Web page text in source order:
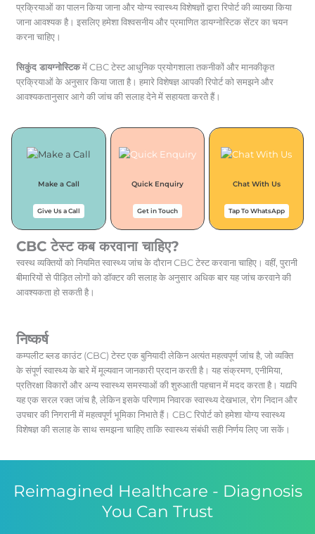
प्रक्रियाओं का पालन किया जाना और योग्य स्वास्थ्य विशेषज्ञों द्वारा रिपोर्ट की व्याख्या किया
जाना आवश्यक है। इसलिए हमेशा विश्वसनीय और प्रमाणित डायग्नोस्टिक सेंटर का चयन
करना चाहिए।
सिकुंद डायग्नोस्टिकमें CBC टेस्ट आधुनिक प्रयोगशाला तकनीकों और मानकीकृत
प्रक्रियाओं के अनुसार किया जाता है। हमारे विशेषज्ञ आपकी रिपोर्ट को समझने और
आवश्यकतानुसार आगे की जांच की सलाह देने में सहायता करते हैं।
Make a Call
Give Us a Call
Quick Enquiry
Get in Touch
Chat With Us
Tap To WhatsApp
CBC टेस्ट कब करवाना चाहिए?
स्वस्थ व्यक्तियों को नियमित स्वास्थ्य जांच के दौरान CBC टेस्ट करवाना चाहिए। वहीं, पुरानी
बीमारियों से पीड़ित लोगों को डॉक्टर की सलाह के अनुसार अधिक बार यह जांच करवाने की
आवश्यकता हो सकती है।
निष्कर्ष
कम्पलीट ब्लड काउंट (CBC) टेस्ट एक बुनियादी लेकिन अत्यंत महत्वपूर्ण जांच है, जो व्यक्ति
के संपूर्ण स्वास्थ्य के बारे में मूल्यवान जानकारी प्रदान करती है। यह संक्रमण, एनीमिया,
प्रतिरक्षा विकारों और अन्य स्वास्थ्य समस्याओं की शुरुआती पहचान में मदद करता है। यद्यपि
यह एक सरल रक्त जांच है, लेकिन इसके परिणाम निवारक स्वास्थ्य देखभाल, रोग निदान और
उपचार की निगरानी में महत्वपूर्ण भूमिका निभाते हैं। CBC रिपोर्ट को हमेशा योग्य स्वास्थ्य
विशेषज्ञ की सलाह के साथ समझना चाहिए ताकि स्वास्थ्य संबंधी सही निर्णय लिए जा सकें।
Reimagined Healthcare - Diagnosis
You Can Trust